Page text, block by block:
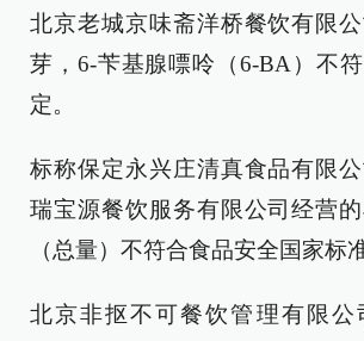
北京老城京味斋洋桥餐饮有限
芽，6-苄基腺嘌呤（6-BA）不
定。
标称保定永兴庄清真食品有限
瑞宝源餐饮服务有限公司经营
（总量）不符合食品安全国家标准
北京非抠不可餐饮管理有限公